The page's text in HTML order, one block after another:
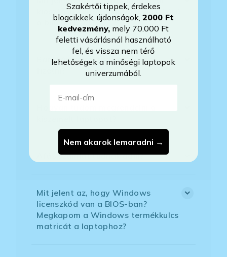
kiosztású európai/külföldi kiosztású
a billentyűzet?
Bankkártyával tudok Önöknél
Áfás számlát tudnak adni?
Mit jelent az, hogy Windows
licenszkód van a BIOS-ban?
Megkapom a Windows termékkulcs
matricát a laptophoz?
Szakértői tippek, érdekes
blogcikkek, újdonságok,2000 Ft
kedvezmény, mely 70.000 Ft
feletti vásárlásnál használható
fel, és vissza nem térő
lehetőségek a minőségi laptopok
univerzumából.
Nem akarok lemaradni →